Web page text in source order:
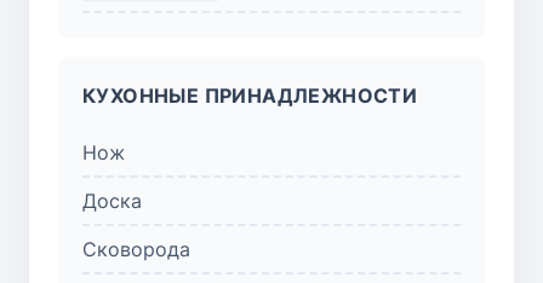
КУХОННЫЕ ПРИНАДЛЕЖНОСТИ
Нож
Доска
Сковорода